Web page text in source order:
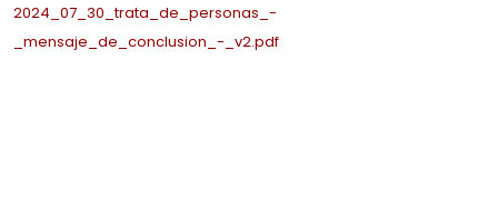
2024_07_30_trata_de_personas_-
_mensaje_de_conclusion_-_v2.pdf